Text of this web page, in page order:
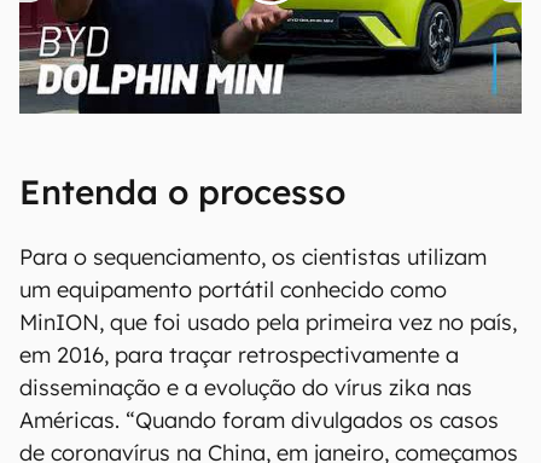
00:00/04:07
Entenda o processo
Para o sequenciamento, os cientistas utilizam
um equipamento portátil conhecido como
MinION, que foi usado pela primeira vez no país,
em 2016, para traçar retrospectivamente a
disseminação e a evolução do vírus zika nas
Américas. “Quando foram divulgados os casos
de coronavírus na China, em janeiro, começamos